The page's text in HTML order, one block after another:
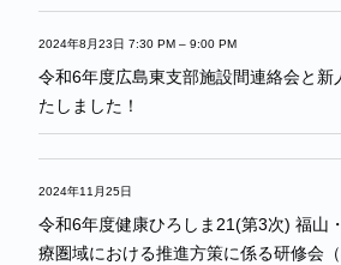
2024年8月23日 7:30 PM – 9:00 PM
令和6年度広島東支部施設間連絡会と新
たしました！
2024年11月25日
令和6年度健康ひろしま21(第3次) 福山
療圏域における推進方策に係る研修会